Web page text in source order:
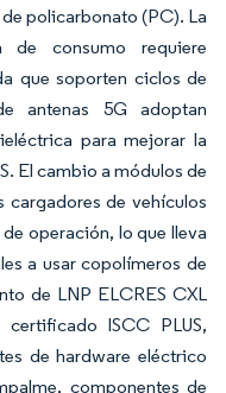
policarbonato (PC). La
de consumo requiere
que soporten ciclos de
antenas 5G adoptan
para mejorar la
El cambio a módulos de
de vehículos
operación, lo que lleva
a usar copolímeros de
de LNP ELCRES CXL
ISCC PLUS,
de hardware eléctrico
componentes de